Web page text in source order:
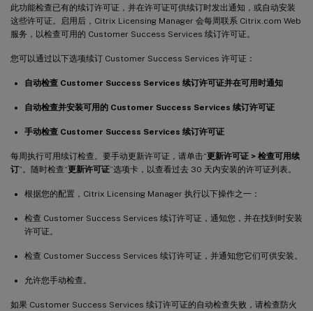
此功能检查已有的续订许可证，并在许可证可供续订时发出通知，或自动安装
这些许可证。启用后，Citrix Licensing Manager 会每周联系 Citrix.com Web
服务，以检查可用的 Customer Success Services 续订许可证。
您可以通过以下选项续订 Customer Success Services 许可证：
自动检查 Customer Success Services 续订许可证并在可用时通知
自动检查并安装可用的 Customer Success Services 续订许可证
手动检查 Customer Success Services 续订许可证
每周执行可用续订检查。要手动更新许可证，请单击“更新许可证 > 检查可用续
订”。随时检查“更新许可证”选项卡，以查看过去 30 天内安装的许可证列表。
根据您的配置，Citrix Licensing Manager 执行以下操作之一：
检查 Customer Success Services 续订许可证，通知您，并在找到时安装
许可证。
检查 Customer Success Services 续订许可证，并通知您它们可供安装。
允许您手动检查。
如果 Customer Success Services 续订许可证的自动检查失败，请检查防火